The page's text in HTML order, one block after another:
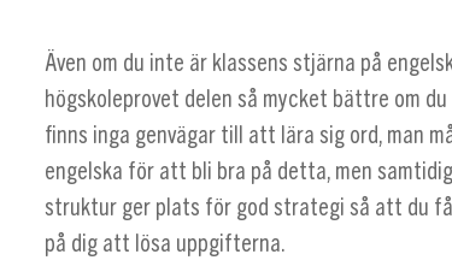
Även om du inte är klassens stjärna på
högskoleprovet delen så mycket bättre om
finns inga genvägar till att lära sig ord, man
engelska för att bli bra på detta, men
struktur ger plats för god strategi så att du
på dig att lösa uppgifterna.